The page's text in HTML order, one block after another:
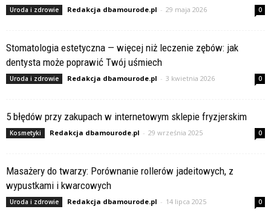
Uroda i zdrowie Redakcja dbamourode.pl - 29 maja 2026 0
Stomatologia estetyczna — więcej niż leczenie zębów: jak
dentysta może poprawić Twój uśmiech
Uroda i zdrowie Redakcja dbamourode.pl - 3 kwietnia 2026 0
5 błędów przy zakupach w internetowym sklepie fryzjerskim
Kosmetyki Redakcja dbamourode.pl - 29 września 2025 0
Masażery do twarzy: Porównanie rollerów jadeitowych, z
wypustkami i kwarcowych
Uroda i zdrowie Redakcja dbamourode.pl - 14 lipca 2025 0